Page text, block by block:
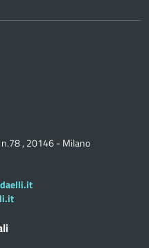
, 20146 - Milano